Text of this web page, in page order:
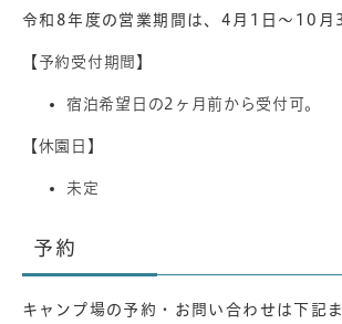
令和8年度の営業期間は、4月1日～10月
【予約受付期間】
宿泊希望日の2ヶ月前から受付可。
【休園日】
未定
予約
キャンプ場の予約・お問い合わせは下記